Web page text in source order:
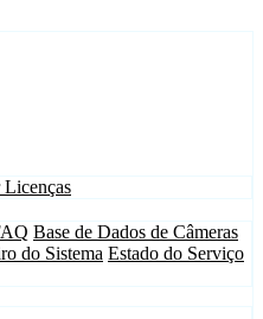
Licenças
Base de Dados de Câmeras
do Sistema Estado do Serviço